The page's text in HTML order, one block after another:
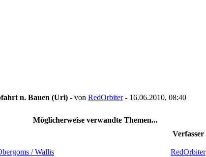
n. Bauen (Uri) - von RedOrbiter- 16.06.2010, 08:40
Möglicherweise verwandte Themen...
Verfasser
/ Wallis RedOrbiter